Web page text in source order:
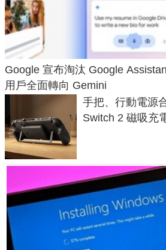
Google 宣布淘汰 Google
用戶全面轉向 Gemini
手把、行動電源
Switch 2 磁吸充